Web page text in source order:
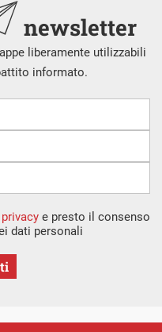
newsletter
liberamente utilizzabili
informato.
e presto il consenso
dati personali